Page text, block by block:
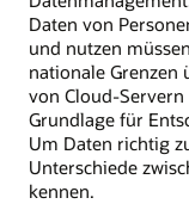
Daten von
und nutzen
nationale Grenzen
von Cloud-
Grundlage für
Um Daten richtig
Unterschiede
kennen.